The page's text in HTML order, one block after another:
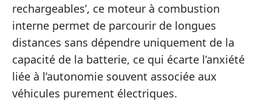
rechargeables’, ce moteur à combustion
interne permet de parcourir de longues
distances sans dépendre uniquement de la
capacité de la batterie, ce qui écarte l’anxiété
liée à l’autonomie souvent associée aux
véhicules purement électriques.